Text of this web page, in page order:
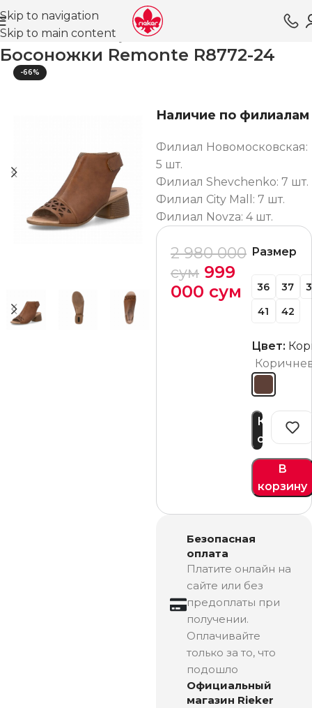
Skip to navigation
Skip to main content
Главная Магазин Обувь для женщин
Босоножки Remonte R8772-24
-66%
Наличие по филиалам
Филиал Новомосковская:
5 шт.
Филиал Shevchenko: 7 шт.
Филиал City Mall: 7 шт.
Филиал Novza: 4 шт.
2 980 000
сум 999
000 сум
Размер
36 37
41
42
Цвет:
В
корзину
Купить
сейчас
Безопасная
оплата
Платите онлайн на
сайте или без
предоплаты при
получении.
Оплачивайте
только за то, что
подошло
Официальный
магазин Rieker